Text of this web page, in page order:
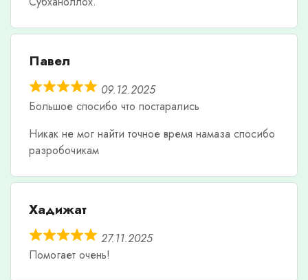
Павел
09.12.2025
Большое спосибо что постарались
Никак не мог найти точное время намаза спосибо
разробочикам
Хадижат
27.11.2025
Помогает очень!